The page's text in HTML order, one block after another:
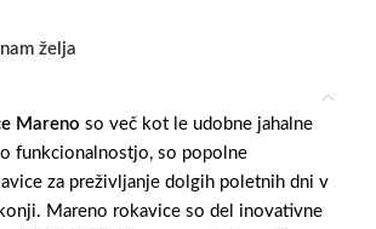
želja
Mareno so več kot le udobne jahalne
funkcionalnostjo, so popolne
za preživljanje dolgih poletnih dni v
Mareno rokavice so del inovativne